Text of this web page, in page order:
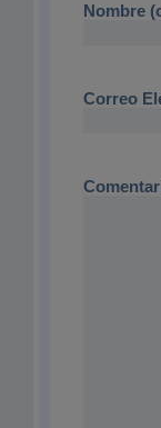
Nombre
Correo